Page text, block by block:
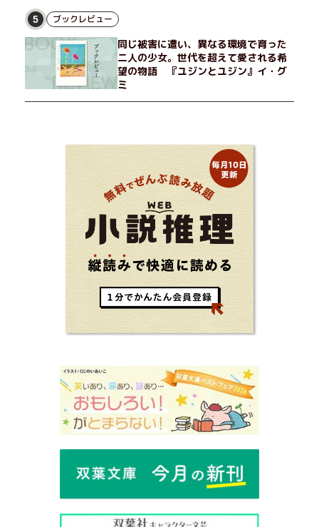
5 ブックレビュー
同じ被害に遭い、異なる環境で育った
二人の少女。世代を超えて愛される希
望の物語 『ユジンとユジン』イ・グ
ミ